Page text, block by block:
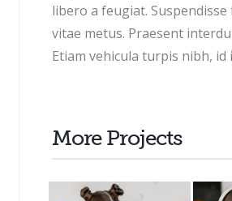
libero a feugiat.
vitae metus. Praesent
Etiam vehicula turpis nibh,
More Projects